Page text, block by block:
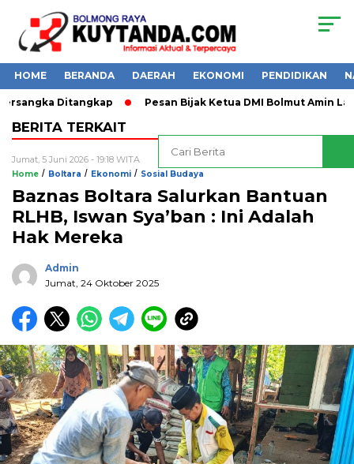
HOME BERANDA DAERAH EKONOMI PENDIDIKAN
Ditangkap Pesan Bijak Ketua DMI Bolmut Amin Lasena
Home / Boltara / Ekonomi / Sosial Budaya
Baznas Boltara Salurkan Bantuan
RLHB, Iswan Sya’ban : Ini Adalah
Hak Mereka
Admin
Jumat, 24 Oktober 2025
BERITA TERKAIT
Jumat, 5 Juni 2026 - 19:18 WITA